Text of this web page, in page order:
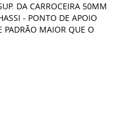
DA CARROCEIRA 50MM
- PONTO DE APOIO
PADRÃO MAIOR QUE O